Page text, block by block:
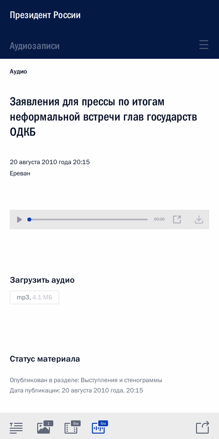
Президент России
Аудиозаписи
Аудио
Заявления для прессы по итогам
неформальной встречи глав государств
ОДКБ
20 августа 2010 года20:15
Ереван
00:00
Загрузить аудио
mp3,4.1 МБ
Статус материала
Опубликован в разделе: Выступления и стенограммы
Дата публикации:20 августа 2010 года, 20:15
1 6м 6м